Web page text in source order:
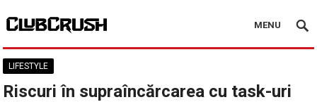
MENU
LIFESTYLE
Riscuri în supraîncărcarea cu task-uri